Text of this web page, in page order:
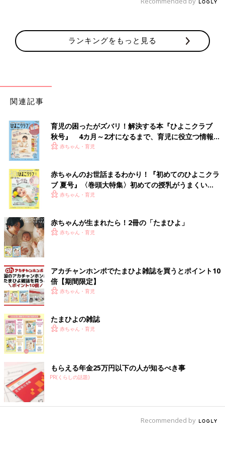
ランキングをもっと見る
関連記事
育児の困ったがズバリ！解決する本『ひよこクラブ
秋号』 4カ月～2才になるまで、育児に役立つ情報が
いっぱい！
赤ちゃん・育児
赤ちゃんのお世話まるわかり！『初めてのひよこクラ
ブ 夏号』〈巻頭大特集〉初めての授乳がうまくい
く！ おっぱい・ミルクの基本と夏のトラブル 解決テ
赤ちゃん・育児
赤ちゃんが生まれたら！2冊の「たまひよ」
赤ちゃん・育児
アカチャンホンポでたまひよ雑誌を買うとポイント10
倍【期間限定】
赤ちゃん・育児
たまひよの雑誌
赤ちゃん・育児
もらえる年金25万円以下の人が知るべき事
PR(くらしの話題)
Recommended by